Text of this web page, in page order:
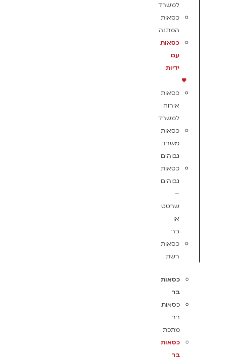
למשרד
כסאות
המתנה
כסאות
עם
ידיות
כסאות
אירוח
למשרד
כסאות
משרד
גבוהים
כסאות
גבוהים
–
שרטט
או
בר
כסאות
רשת
כסאות
בר
כסאות
בר
מתכת
כסאות
בר